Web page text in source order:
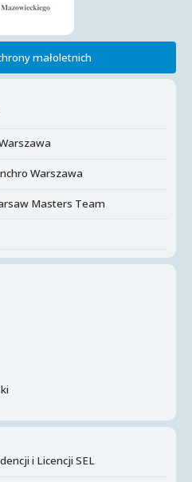
małoletnich
Warszawa
Masters Team
i Licencji SEL